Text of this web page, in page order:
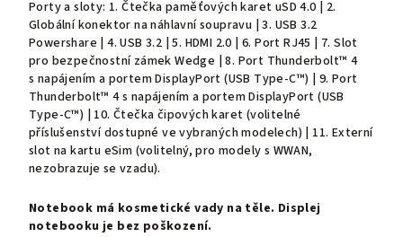
Porty a sloty: 1. Čtečka paměťových karet uSD 4.0 | 2.
Globální konektor na náhlavní soupravu | 3. USB 3.2
Powershare | 4. USB 3.2 | 5. HDMI 2.0 | 6. Port RJ45 | 7. Slot
pro bezpečnostní zámek Wedge | 8. Port Thunderbolt™ 4
s napájením a portem DisplayPort (USB Type-C™) | 9. Port
Thunderbolt™ 4 s napájením a portem DisplayPort (USB
Type-C™) | 10. Čtečka čipových karet (volitelné
příslušenství dostupné ve vybraných modelech) | 11. Externí
slot na kartu eSim (volitelný, pro modely s WWAN,
nezobrazuje se vzadu).
Notebook má kosmetické vady na těle. Displej
notebooku je bez poškození.